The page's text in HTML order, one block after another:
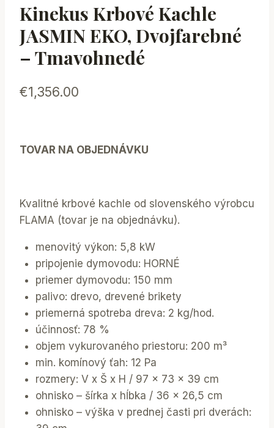
Kinekus Krbové Kachle
JASMIN EKO, Dvojfarebné
– Tmavohnedé
€1,356.00
TOVAR NA OBJEDNÁVKU
Kvalitné krbové kachle od slovenského výrobcu
FLAMA (tovar je na objednávku).
menovitý výkon: 5,8 kW
pripojenie dymovodu: HORNÉ
priemer dymovodu: 150 mm
palivo: drevo, drevené brikety
priemerná spotreba dreva: 2 kg/hod.
účinnosť: 78 %
objem vykurovaného priestoru: 200 m³
min. komínový ťah: 12 Pa
rozmery: V x Š x H / 97 x 73 x 39 cm
ohnisko – šírka x hĺbka / 36 x 26,5 cm
ohnisko – výška v prednej časti pri dverách: